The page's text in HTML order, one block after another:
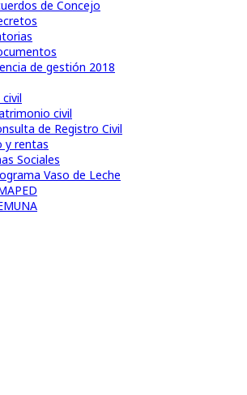
de Concejo
de gestión 2018
civil
de Registro Civil
y rentas
Sociales
Vaso de Leche